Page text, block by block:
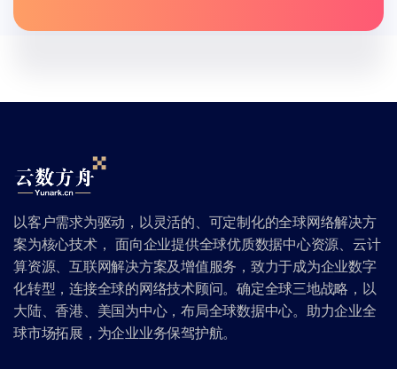
以客户需求为驱动，以灵活的、可定制化的全球网络解决方
案为核心技术， 面向企业提供全球优质数据中心资源、云计
算资源、互联网解决方案及增值服务，致力于成为企业数字
化转型，连接全球的网络技术顾问。确定全球三地战略，以
大陆、香港、美国为中心，布局全球数据中心。助力企业全
球市场拓展，为企业业务保驾护航。